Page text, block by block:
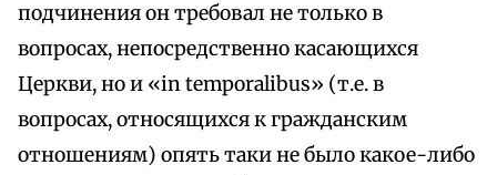
подчинения он требовал не только в
вопросах, непосредственно касающихся
Церкви, но и «in temporalibus» (т.е. в
вопросах, относящихся к гражданским
отношениям) опять таки не было какое-либо